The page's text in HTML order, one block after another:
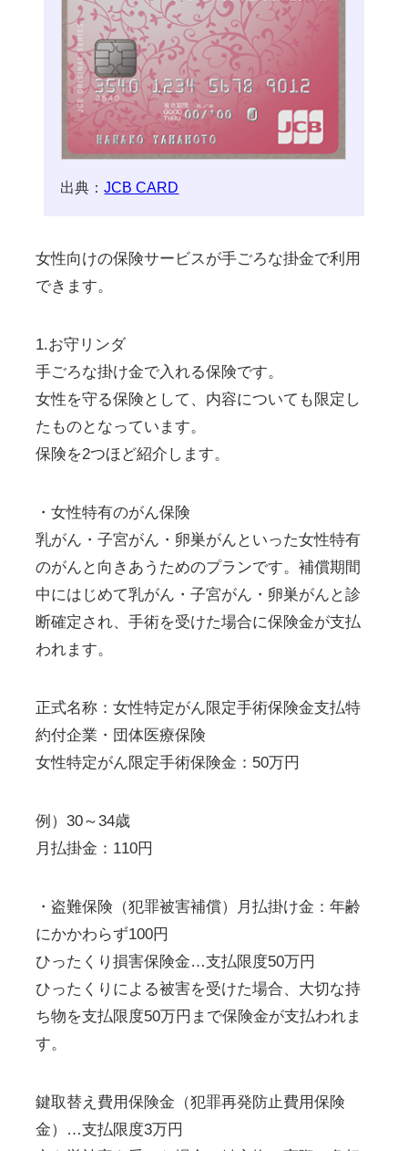
出典：JCB CARD
女性向けの保険サービスが手ごろな掛金で利用
できます。
1.お守リンダ
手ごろな掛け金で入れる保険です。
女性を守る保険として、内容についても限定し
たものとなっています。
保険を2つほど紹介します。
・女性特有のがん保険
乳がん・子宮がん・卵巣がんといった女性特有
のがんと向きあうためのプランです。補償期間
中にはじめて乳がん・子宮がん・卵巣がんと診
断確定され、手術を受けた場合に保険金が支払
われます。
正式名称：女性特定がん限定手術保険金支払特
約付企業・団体医療保険
女性特定がん限定手術保険金：50万円
例）30～34歳
月払掛金：110円
・盗難保険（犯罪被害補償）月払掛け金：年齢
にかかわらず100円
ひったくり損害保険金…支払限度50万円
ひったくりによる被害を受けた場合、大切な持
ち物を支払限度50万円まで保険金が支払われま
す。
鍵取替え費用保険金（犯罪再発防止費用保険
金）…支払限度3万円